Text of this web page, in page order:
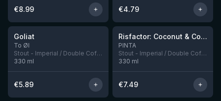
€8.99 €4.79
★ 4.03
Goliat
To Øl
Stout - Imperial / Double Coffee
330 ml
€5.89
Nog 1
★ 4.15
Risfactor: Coconut & Coffee
PINTA
Stout - Imperial / Double Coffee
330 ml
€7.49